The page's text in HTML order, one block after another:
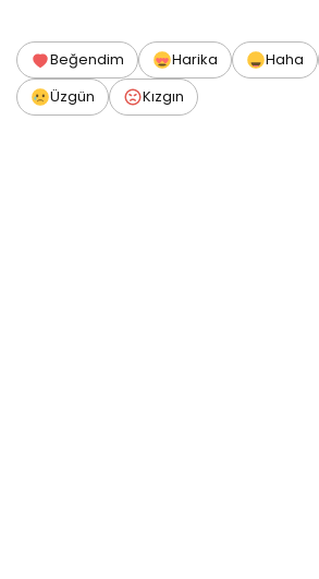
Beğendim Harika Haha
Üzgün
Kızgın